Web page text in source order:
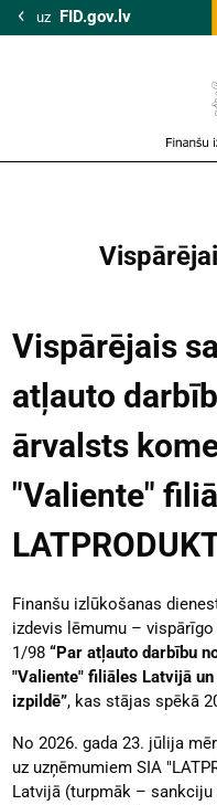
uz FID.gov.lv
Vispārējais
atļauto
ārvalsts
"Valiente"
Finanšu izlūkošanas
izdevis lēmumu –
1/98 “Par atļauto darbību
"Valiente" filiāles Latvijā un
izpildē”, kas stājas spēkā
No 2026. gada 23. jūlija
uz uzņēmumiem SIA
Latvijā (turpmāk – sankciju